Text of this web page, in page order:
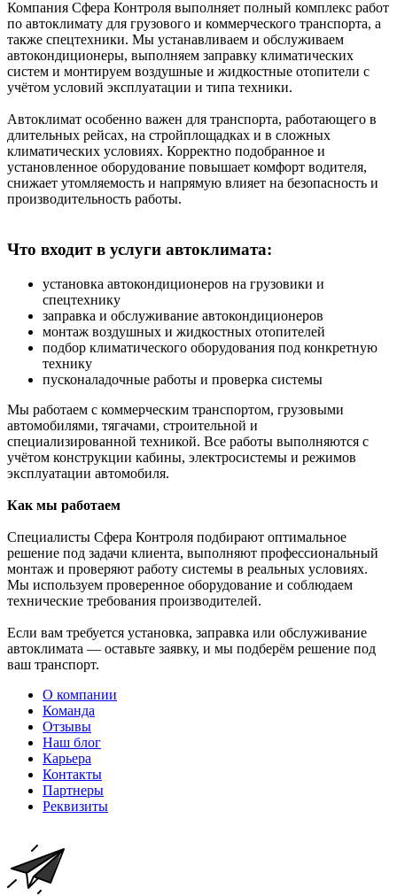
Компания Сфера Контроля выполняет полный комплекс работ
по автоклимату для грузового и коммерческого транспорта, а
также спецтехники. Мы устанавливаем и обслуживаем
автокондиционеры, выполняем заправку климатических
систем и монтируем воздушные и жидкостные отопители с
учётом условий эксплуатации и типа техники.
Автоклимат особенно важен для транспорта, работающего в
длительных рейсах, на стройплощадках и в сложных
климатических условиях. Корректно подобранное и
установленное оборудование повышает комфорт водителя,
снижает утомляемость и напрямую влияет на безопасность и
производительность работы.
Что входит в услуги автоклимата:
установка автокондиционеров на грузовики и
спецтехнику
заправка и обслуживание автокондиционеров
монтаж воздушных и жидкостных отопителей
подбор климатического оборудования под конкретную
технику
пусконаладочные работы и проверка системы
Мы работаем с коммерческим транспортом, грузовыми
автомобилями, тягачами, строительной и
специализированной техникой. Все работы выполняются с
учётом конструкции кабины, электросистемы и режимов
эксплуатации автомобиля.
Как мы работаем
Специалисты Сфера Контроля подбирают оптимальное
решение под задачи клиента, выполняют профессиональный
монтаж и проверяют работу системы в реальных условиях.
Мы используем проверенное оборудование и соблюдаем
технические требования производителей.
Если вам требуется установка, заправка или обслуживание
автоклимата — оставьте заявку, и мы подберём решение под
ваш транспорт.
О компании
Команда
Отзывы
Наш блог
Карьера
Контакты
Партнеры
Реквизиты